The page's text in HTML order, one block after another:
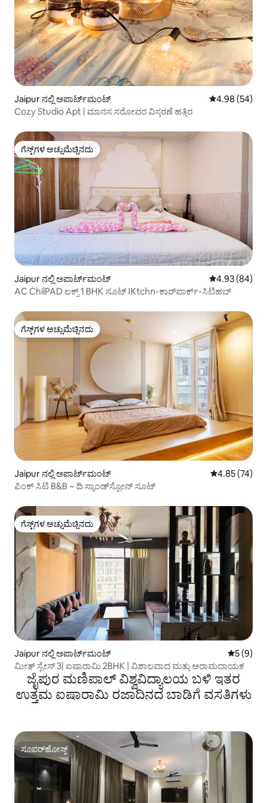
Jaipur ನಲ್ಲಿ ಅಪಾರ್ಟ್‌ಮಂಟ್ 5 ರಲ್ಲಿ 4.98
4.98 (54)
Cozy Studio Apt | ಮಾನಸ ಸರೋವರ ವಿಸ್ತರಣೆ ಹತ್ತಿರ
ಗೆಸ್ಟ್‌ಗಳ ಅಚ್ಚುಮೆಚ್ಚಿನದು
ಗೆಸ್ಟ್‌ಗಳ ಅಚ್ಚುಮೆಚ್ಚಿನದು
Jaipur ನಲ್ಲಿ ಅಪಾರ್ಟ್‌ಮಂಟ್ 5 ರಲ್ಲಿ 4.93
4.93 (84)
AC ChilPAD ಲಕ್ಸ್ 1 BHK ಸೂಟ್ IKtchn-ಕಾರ್‌ಪಾರ್ಕ್-ಸಿಟಿಹಬ್
ಗೆಸ್ಟ್‌ಗಳ ಅಚ್ಚುಮೆಚ್ಚಿನದು
ಗೆಸ್ಟ್‌ಗಳ ಅಚ್ಚುಮೆಚ್ಚಿನದು
Jaipur ನಲ್ಲಿ ಅಪಾರ್ಟ್‌ಮಂಟ್ 5 ರಲ್ಲಿ 4.85
4.85 (74)
ಪಿಂಕ್ ಸಿಟಿ B&B ~ ದಿ ಸ್ಯಾಂಡ್‌ಸ್ಟೋನ್ ಸೂಟ್
ಗೆಸ್ಟ್‌ಗಳ ಅಚ್ಚುಮೆಚ್ಚಿನದು
ಗೆಸ್ಟ್‌ಗಳ ಅಚ್ಚುಮೆಚ್ಚಿನದು
Jaipur ನಲ್ಲಿ ಅಪಾರ್ಟ್‌ಮಂಟ್ 5 ರಲ್ಲಿ 5
5 (9)
ಮೀತ್ ಸ್ಟೇಸ್ 3| ಐಷಾರಾಮಿ 2BHK | ವಿಶಾಲವಾದ ಮತ್ತು ಆರಾಮದಾಯಕ
ಜೈಪುರ ಮಣಿಪಾಲ್ ವಿಶ್ವವಿದ್ಯಾಲಯ ಬಳಿ ಇತರ
ಉತ್ತಮ ಐಷಾರಾಮಿ ರಜಾದಿನದ ಬಾಡಿಗೆ ವಸತಿಗಳು
ಸೂಪರ್‌ಹೋಸ್ಟ್
ಸೂಪರ್‌ಹೋಸ್ಟ್